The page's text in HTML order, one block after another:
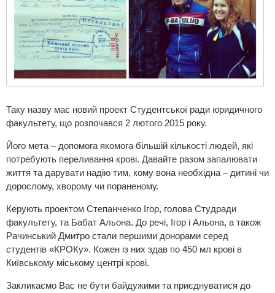
Таку назву має новий проект Студентської ради юридичного
факультету, що розпочався 2 лютого 2015 року.
Його мета – допомога якомога більшій кількості людей, які
потребують переливання крові. Давайте разом запалювати
життя та дарувати надію тим, кому вона необхідна – дитині чи
дорослому, хворому чи пораненому.
Керують проектом Степанченко Ігор, голова Студради
факультету, та Бабат Альона. До речі, Ігор і Альона, а також
Рачинський Дмитро стали першими донорами серед
студентів «КРОКу». Кожен із них здав по 450 мл крові в
Київському міському центрі крові.
Закликаємо Вас не бути байдужими та приєднуватися до